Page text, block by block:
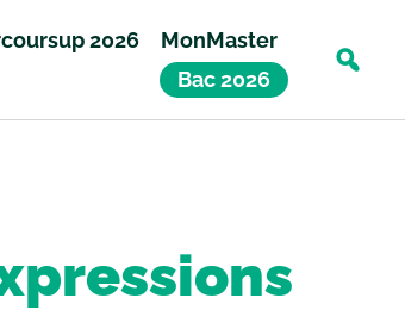
2026
MonMaster
Bac 2026